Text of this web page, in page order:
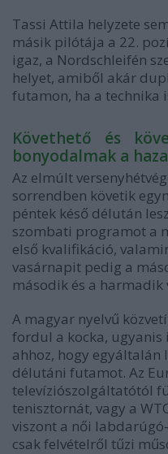
Tassi Attila helyzete
másik pilótája a 22.
igaz, a Nordschleifén
helyet, amiből akár
futamon, ha a technika
Követhető és
bonyodalmak a
Az elmúlt
sorrendben követik
péntek késő délután
szombati programot a
első kvalifikáció,
vasárnapit pedig a
második és a harmadik
A magyar nyelvű
fordul a kocka, ugyanis
ahhoz, hogy egyáltalán
délutáni futamot. Az
televíziószolgáltatótól
tenisztornát, vagy a
viszont a női
csak felvételről tűzi